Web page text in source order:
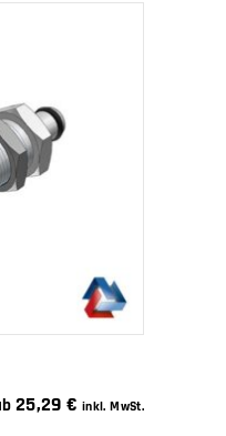
25,29€ inkl. MwSt.